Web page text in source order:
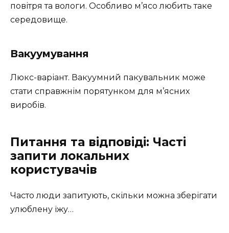
повітря та вологи. Особливо м’ясо любить таке
середовище.
Вакуумування
Люкс-варіант. Вакуумний пакувальник може
стати справжнім порятунком для м’ясних
виробів.
Питання та відповіді: Часті
запити локальних
користувачів
Часто люди запитують, скільки можна зберігати
улюблену їжу…